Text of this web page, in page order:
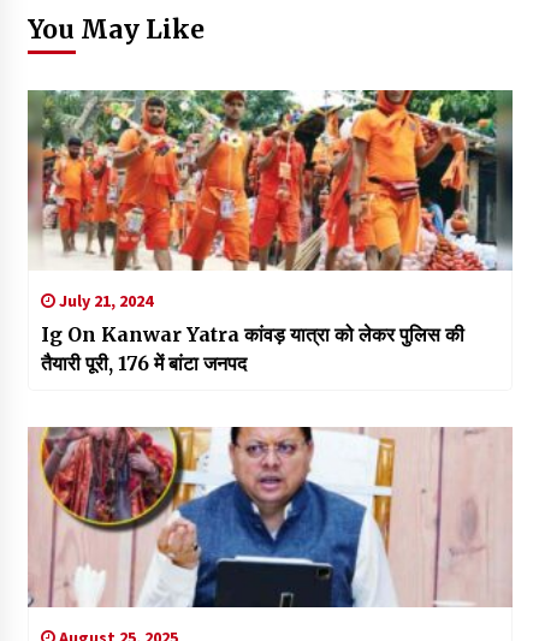
You May Like
July 21, 2024
Ig On Kanwar Yatra कांवड़ यात्रा को लेकर पुलिस की
तैयारी पूरी, 176 में बांटा जनपद